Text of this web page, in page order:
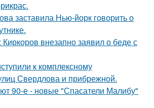
заставила Нью-йорк говорить о
внезапно заявил о беде с
к комплексному
Свердлова и прибрежной.
90-е - новые "Спасатели Малибу"